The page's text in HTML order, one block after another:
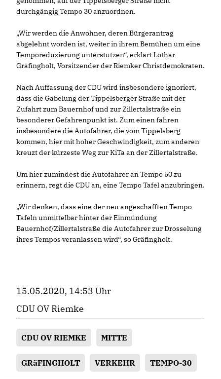
durchgängig Tempo 30 anzuordnen.
Wir werden die Anwohner, deren Bürgerantrag
abgelehnt worden ist, weiter in ihrem Bemühen um eine
Temporeduzierung unterstützen“, erklärt Lothar
Gräfingholt, Vorsitzender der Riemker Christdemokraten.
Nach Auffassung der CDU wird insbesondere ignoriert,
dass die Gabelung der Tippelsberger Straße mit der
Zufahrt zum Bauernhof und zur Zillertalstraße ein
besonderer Gefahrenpunkt ist. Zum einen fahren
insbesondere die Autofahrer, die vom Tippelsberg
kommen, hier mit hoher Geschwindigkeit, zum anderen
kreuzt der kürzeste Weg zur KiTa an der Zillertalstraße.
Um hier zumindest die Autofahrer an Tempo 50 zu
erinnern, regt die CDU an, eine Tempo Tafel anzubringen.
Wir denken, dass eine der neu angeschafften Tempo
Tafeln unmittelbar hinter der Einmündung
Bauernhof/Zillertalstraße die Autofahrer zur Drosselung
ihres Tempos veranlassen wird“, so Gräfingholt.
15.05.2020, 14:53 Uhr
CDU OV Riemke
CDU OV RIEMKE MITTE
GRäFINGHOLT VERKEHR TEMPO-30